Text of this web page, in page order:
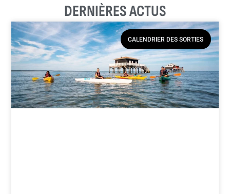
DERNIÈRES ACTUS
CALENDRIER DES SORTIES